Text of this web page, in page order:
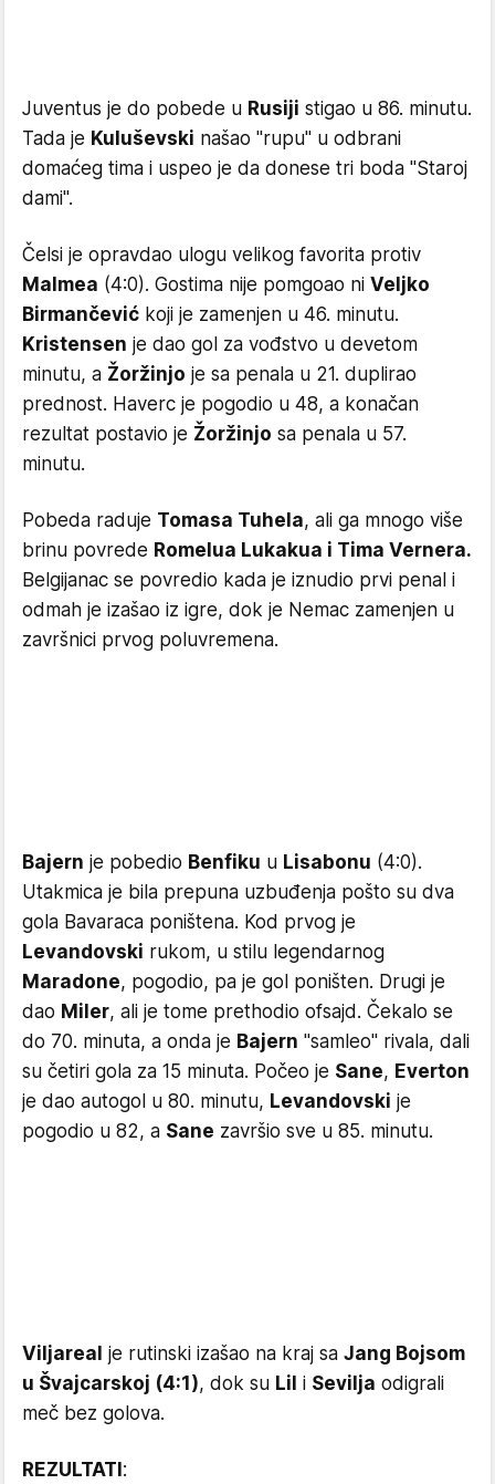
Juventus je do pobede u Rusiji stigao u 86. minutu.
Tada je Kuluševski našao "rupu" u odbrani
domaćeg tima i uspeo je da donese tri boda "Staroj
dami".
Čelsi je opravdao ulogu velikog favorita protiv
Malmea (4:0). Gostima nije pomgoao ni Veljko
Birmančević koji je zamenjen u 46. minutu.
Kristensen je dao gol za vođstvo u devetom
minutu, a Žoržinjo je sa penala u 21. duplirao
prednost. Haverc je pogodio u 48, a konačan
rezultat postavio je Žoržinjo sa penala u 57.
minutu.
Pobeda raduje Tomasa Tuhela, ali ga mnogo više
brinu povrede Romelua Lukakua i Tima Vernera.
Belgijanac se povredio kada je iznudio prvi penal i
odmah je izašao iz igre, dok je Nemac zamenjen u
završnici prvog poluvremena.
Bajern je pobedio Benfiku u Lisabonu (4:0).
Utakmica je bila prepuna uzbuđenja pošto su dva
gola Bavaraca poništena. Kod prvog je
Levandovski rukom, u stilu legendarnog
Maradone, pogodio, pa je gol poništen. Drugi je
dao Miler, ali je tome prethodio ofsajd. Čekalo se
do 70. minuta, a onda je Bajern "samleo" rivala, dali
su četiri gola za 15 minuta. Počeo je Sane, Everton
je dao autogol u 80. minutu, Levandovski je
pogodio u 82, a Sane završio sve u 85. minutu.
Viljareal je rutinski izašao na kraj sa Jang Bojsom
u Švajcarskoj (4:1), dok su Lil i Sevilja odigrali
meč bez golova.
REZULTATI :